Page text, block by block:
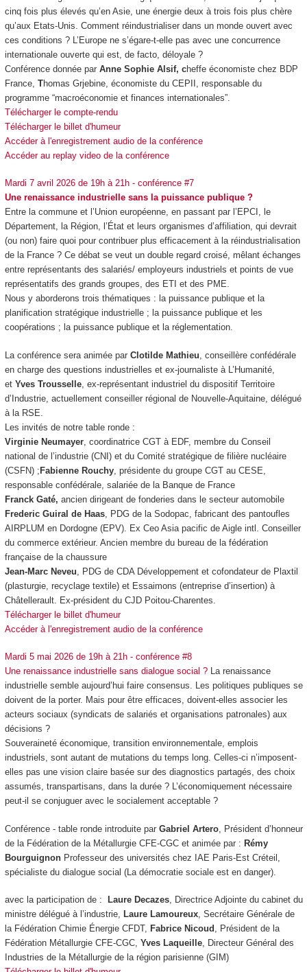
cinq fois plus élevés qu’en Asie, une énergie deux à trois fois plus chère
qu’aux Etats-Unis. Comment réindustrialiser dans un monde ouvert avec
ces conditions ? L’Europe ne s’égare-t-elle pas avec une concurrence
internationale ouverte qui est, de facto, déloyale ?
Conférence donnée parAnne Sophie Alsif, cheffe économiste chez BDP
France, Thomas Grjebine, économiste du CEPII, responsable du
programme “macroéconomie et finances internationales”.
Télécharger le compte-rendu
Télécharger le billet d'humeur
Accéder à l'enregistrement audio de la conférence
Accéder au replay video de la conférence
Mardi 7 avril 2026 de 19h à 21h - conférence #7
Une renaissance industrielle sans la puissance publique ?
Entre la commune et l’Union européenne, en passant par l’EPCI, le
Département, la Région, l’État et leurs organismes d’affiliation, qui devrait
(ou non) faire quoi pour contribuer plus efficacement à la réindustrialisation
de la France ? Ce débat se veut un double regard croisé, mêlant échanges
entre représentants des salariés/ employeurs industriels et points de vue
représentatifs des grands groupes, des ETI et des PME.
Nous y aborderons trois thématiques : la puissance publique et la
planification stratégique industrielle ; la puissance publique et les
coopérations ; la puissance publique et la réglementation.
La conférence sera animée par Clotilde Mathieu , conseillère confédérale
en charge des questions industrielles et ex-journaliste à
L’Humanité,
et Yves Trousselle, ex-représentant industriel du dispositif Territoire
d’Industrie, actuellement conseiller régional de Nouvelle-Aquitaine, délégué
à la RSE.
Les invités de notre table ronde :
Virginie Neumayer, coordinatrice CGT à EDF, membre du Conseil
national de l’industrie (CNI) et du Comité stratégique de filière nucléaire
(CSFN) ; Fabienne Rouchy, présidente du groupe CGT au CESE,
responsable confédérale, salariée de la Banque de France
Franck Gaté, ancien dirigeant de fonderies dans le secteur automobile
Frederic Guiral de Haas, PDG de la Sodopac, fabricant des pantoufles
AIRPLUM en Dordogne (EPV). Ex Ceo Asia pacific de Aigle intl. Conseiller
du commerce extérieur. Ancien membre du bureau de la fédération
française de la chaussure
Jean-Marc Neveu , PDG de CDA Développement et cofondateur de Plaxtil
(plasturgie, recyclage textile) et Essaimons (entreprise d’insertion) à
Châtellerault. Ex-président du CJD Poitou-Charentes.
Télécharger le billet d'humeur
Accéder à l'enregistrement audio de la conférence
Mardi 5 mai 2026 de 19h à 21h - conférence #8
Une renaissance industrielle sans dialogue social ? La renaissance
industrielle semble aujourd’hui faire consensus. Les politiques publiques se
doivent de la porter. Mais pour être efficaces, doivent-elles associer les
acteurs sociaux (syndicats de salariés et organisations patronales) aux
décisions ?
Souveraineté économique, transition environnementale, emplois
industriels, sont autant de mutations du temps long. Celles-ci n’imposent-
elles pas une vision claire basée sur des diagnostics partagés, des choix
assumés, transpartisans, dans la durée ? L’économiquement nécessaire
peut-il se conjuguer avec le socialement acceptable ?
Conférence - table ronde introduite par Gabriel Artero, Président d’honneur
de la Fédération de la Métallurgie CFE-CGC et animée par : Rémy
BourguignonProfesseur des universités chez IAE Paris-Est Créteil,
spécialiste du dialogue social (La démocratie sociale est en danger).
avec la participation de : Laure Decazes, Directrice Adjointe du cabinet du
ministre délégué à l’industrie, Laure Lamoureux, Secrétaire Générale de
la Fédération Chimie Énergie CFDT, Fabrice Nicoud , Président de la
Fédération Métallurgie CFE-CGC, Yves Laqueille, Directeur Général des
Industries de la Métallurgie de la région parisienne (GIM)